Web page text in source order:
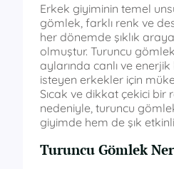
Erkek giyiminin temel
gömlek, farklı renk ve
her dönemde şıklık
olmuştur. Turuncu
aylarında canlı ve
isteyen erkekler için
Sıcak ve dikkat çekici bir
nedeniyle, turuncu
giyimde hem de şık
Turuncu Gömlek